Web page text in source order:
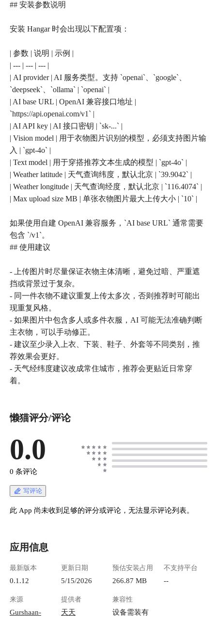
## 安装参数说明
安装 Hangar 时会出现以下配置项：
| 参数 | 说明 | 示例 |
| --- | --- | --- |
| AI provider | AI 服务类型。支持 `openai`、`google`、
`deepseek`、`ollama` | `openai` |
| AI base URL | OpenAI 兼容接口地址 |
`https://api.openai.com/v1` |
| AI API key | AI 接口密钥 | `sk-...` |
| Vision model | 用于衣物图片识别的模型，必须支持图片输
入 | `gpt-4o` |
| Text model | 用于穿搭推荐文本生成的模型 | `gpt-4o` |
| Weather latitude | 天气查询纬度，默认北京 | `39.9042` |
| Weather longitude | 天气查询经度，默认北京 | `116.4074` |
| Max upload size MB | 单张衣物图片最大上传大小 | `10` |
如果使用自建 OpenAI 兼容服务，`AI base URL` 通常需要
包含 `/v1`。
## 使用建议
- 上传图片时尽量保证衣物主体清晰，避免过暗、严重遮
挡或背景过于复杂。
- 同一件衣物不建议重复上传太多次，否则推荐时可能出
现重复风格。
- 如果图片中包含多人或多件衣服，AI 可能无法准确判断
主衣物，可以手动修正。
- 建议至少录入上衣、下装、鞋子、外套等不同类别，推
荐效果会更好。
- 天气经纬度建议改成常住城市，推荐会更贴近日常穿
着。
懒猫评分/评论
0.0
0 条评论
写评论
此 App 尚未收到足够的评分或评论，无法显示评论列表。
应用信息
最新版本
0.1.12
更新日期
5/15/2026
预估安装占用
266.87 MB
不支持平台
--
来源
Gurshaan-
提供者
天天
兼容性
设备需装有